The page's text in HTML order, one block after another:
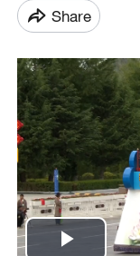
Share